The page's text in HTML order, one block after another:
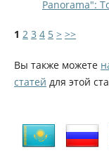
Panorama":
1 2 3 4 5 > >>
Вы также можете
статей для этой